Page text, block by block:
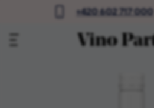
+420 602 717 000